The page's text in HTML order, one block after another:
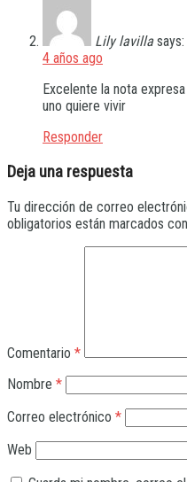
Lily lavilla says:
4 años ago
Excelente la nota
uno quiere vivir
Responder
Deja una respuesta
Tu dirección de correo
obligatorios están marcados con
Comentario *
Nombre *
Correo electrónico *
Web